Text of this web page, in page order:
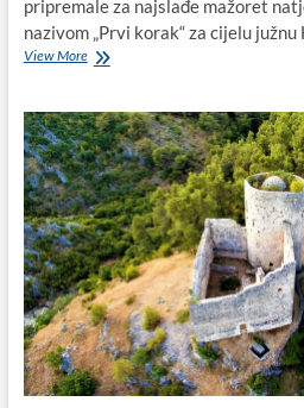
pripremale za najslađe mažoret
nazivom „Prvi korak“ za cijelu
View MoreNajmlađe
zlatne
u
Preku